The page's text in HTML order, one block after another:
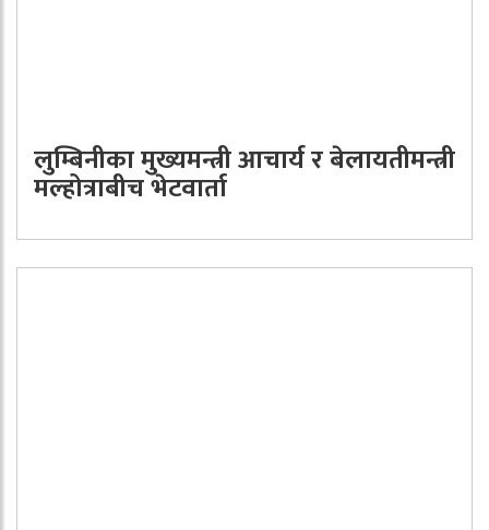
लुम्बिनीका मुख्यमन्त्री आचार्य र बेलायतीमन्त्री
मल्होत्राबीच भेटवार्ता